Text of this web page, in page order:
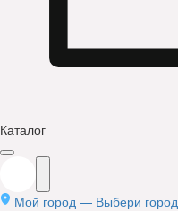
Каталог
Мой город — Выбери город